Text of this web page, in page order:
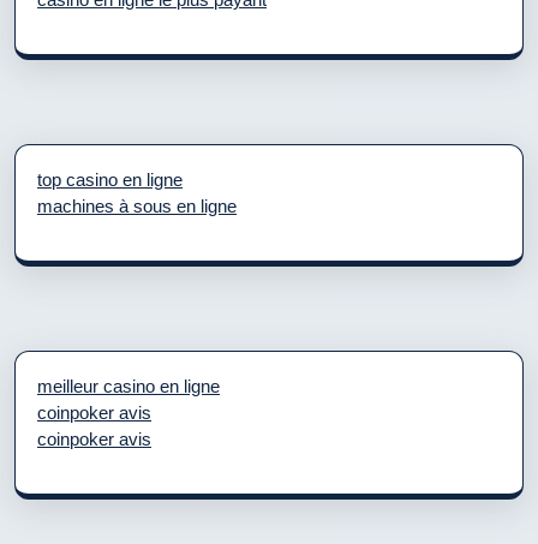
top casino en ligne
machines à sous en ligne
meilleur casino en ligne
coinpoker avis
coinpoker avis